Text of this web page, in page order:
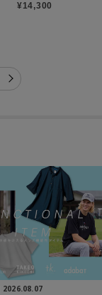
¥14,300
2026.08.07